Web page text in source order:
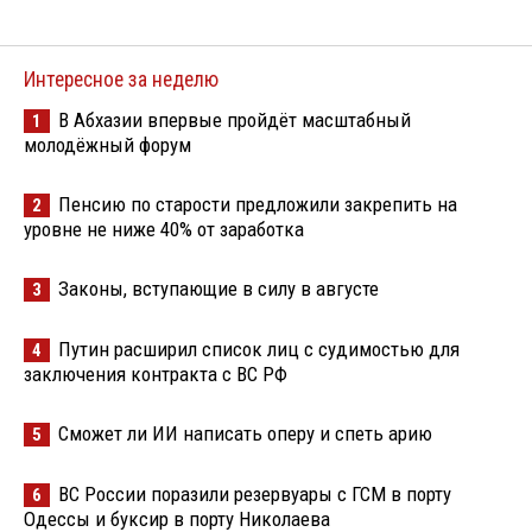
Интересное за неделю
1
В Абхазии впервые пройдёт масштабный
молодёжный форум
2
Пенсию по старости предложили закрепить на
уровне не ниже 40% от заработка
3 Законы, вступающие в силу в августе
4
Путин расширил список лиц с судимостью для
заключения контракта с ВС РФ
5 Сможет ли ИИ написать оперу и спеть арию
6
ВС России поразили резервуары с ГСМ в порту
Одессы и буксир в порту Николаева